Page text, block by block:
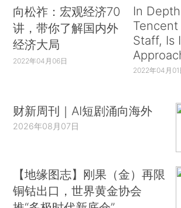
向松祚：宏观经济70
讲，带你了解国内外
经济大局
2022年04月06日
In
Staff, Is
2022年04月01
财新周刊｜AI短剧涌向海外
2026年08月07日
【地缘图志】刚果（金）再限
铜钴出口，世界黄金协会